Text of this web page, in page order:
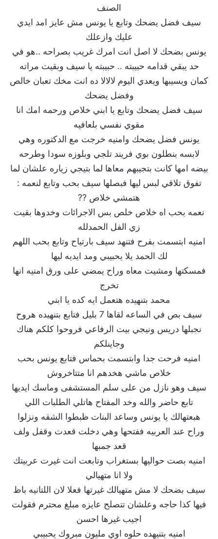
الصنف
سيف فضل يضحك وتابع يا يونس مش عايز امد ايدي
عليك وازعلك
يونس بضحك لا اصل انت امرك غريب بصراحه ..هو في
حد يبقي قدامه حبيبته .. حبيبته يا سيف وبقيت مراته
كمان ويسيبها ويعدي اليوم لالالا ده انت مخك تعبان خالص
وفضل يضحك
سيف فضل يضحك وتابع يا ابني خلاص ورحمه امك انا
مقوي نفسي بلعافيه
يونس فضل يضحك وامنيه خرجت مع الدكتوره وهي
لابسه بنطلون بوي فريند تلجي وبلوزه سودا وطرحه
بيضه امها كانت بتجيبهم معاها لما بتيجي زياره علشان لما
تفوق تلاقي لبس ليها فبصلها سيف بحب وتابع لنعمه :
هتمشي خلاص ??
نعمه بحب اه خلاص خلص بس الاجرائات وخدوها بقيت
زي الفل الحمدلله
امنيه ابتسمت بفرح فتنهد سيف بارتياح وتابع بحب اللهم
لك الحمد يلا يحبيبي ومد ايديه ليها
فمسكتها ومشيت معاه وراح يمضي على ورق امنيه انها
تخرج
محمد بتنهيده هتعمل ايه كده يا ابني
سيف بص في الساعه لقاها 7 بليل فتابع بتنهيده هروح
نجبلها دريس ونيجي بيت الرفاعي فروحوا كلكم هناك
وجاينلكم
امنيه فرحت جدا وابتسمت بحماس فتابع يونس بحب
خلاص ماشي هخدهم انا متتاخروش
سيف وهو نازل من على سلم المستشفى وماسك ايديها
تابع حاضر والله وخد المفتاح هاتلي الطلبات اللي
هبعتهالك يا يونس وساعد البنات ظبطوا الشقه ونزلوا
وراح عند العربيه ففتحها وهي دخلت قعدت وقفل ولف
قعد جمبها
امنيه بصت حواليها بستغراب وتابعت انت غيرت عربيتك
ولا انا متهيالي
سيف بضحك لا مش متهيالك غيرتها فعلا لان اللتانيه باظ
فيها كذا حاجه وعلشان تتصلح عايزه مبلغ محترم فقولت
اجيب غيرها احسن
امنيه بتنيهده حلوه اوي مليون مبروك يحبيبي